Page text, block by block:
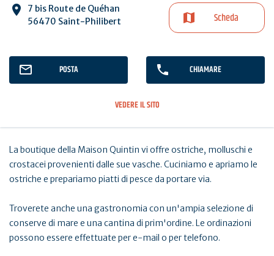
7 bis Route de Quéhan
56470 Saint-Philibert
Scheda
POSTA CHIAMARE
VEDERE IL SITO
La boutique della Maison Quintin vi offre ostriche, molluschi e
crostacei provenienti dalle sue vasche. Cuciniamo e apriamo le
ostriche e prepariamo piatti di pesce da portare via.
Troverete anche una gastronomia con un'ampia selezione di
conserve di mare e una cantina di prim'ordine. Le ordinazioni
possono essere effettuate per e-mail o per telefono.